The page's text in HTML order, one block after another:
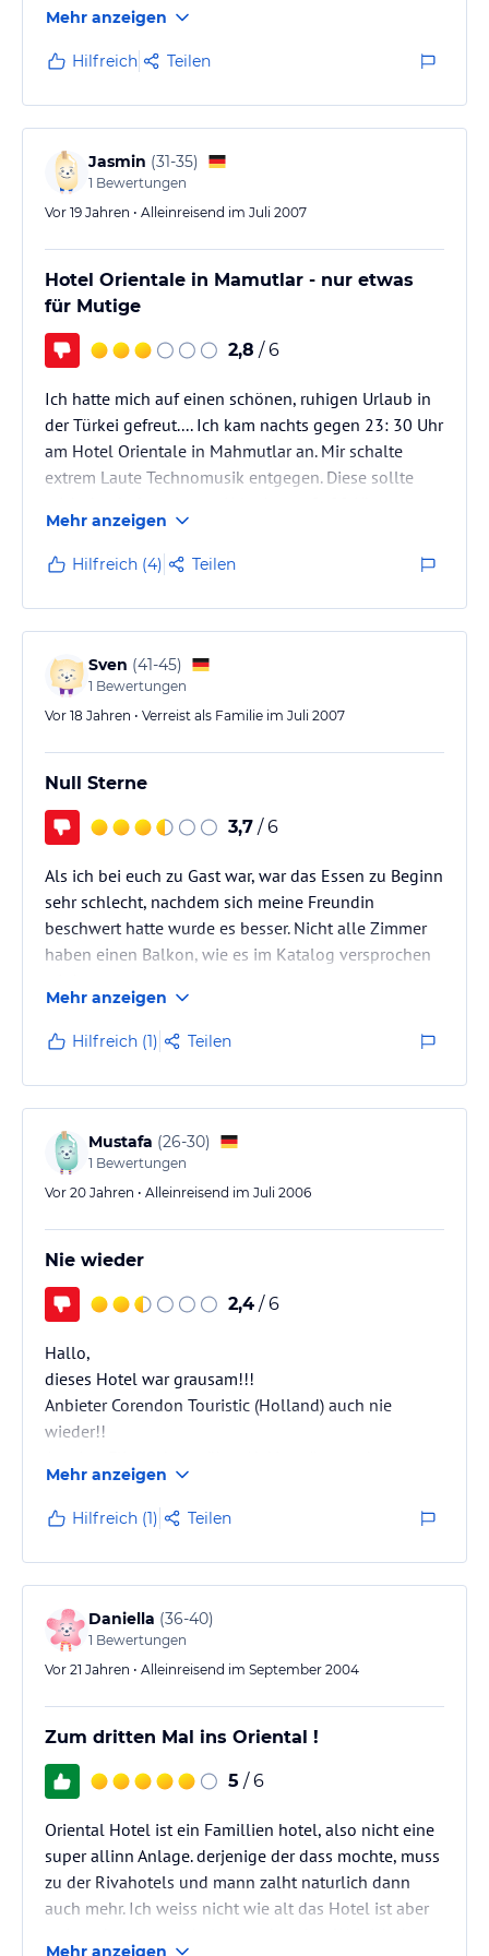
zu Fuss zu erreichen.
Mehr anzeigen
Hilfreich Teilen
Jasmin (31-35)
1 Bewertungen
Vor 19 Jahren • Alleinreisend im Juli 2007
Hotel Orientale in Mamutlar - nur etwas
für Mutige
2,8 / 6
Ich hatte mich auf einen schönen, ruhigen Urlaub in
der Türkei gefreut.... Ich kam nachts gegen 23: 30 Uhr
am Hotel Orientale in Mahmutlar an. Mir schalte
extrem Laute Technomusik entgegen. Diese sollte
morgens bis Mitternacht begleiten. Selbst im Zimmer
mit verschossenen Fenstern war das fast Disco-
An der Rezeption roch es extrem nach Urin,
verursacht durch die nicht abschließbaren Toiletten
hinter der Rezeption. Morgens ist dieser Geruch nach
dem Putzen…
Mehr anzeigen
Hilfreich (4) Teilen
Sven (41-45)
1 Bewertungen
Vor 18 Jahren • Verreist als Familie im Juli 2007
Null Sterne
3,7 / 6
Als ich bei euch zu Gast war, war das Essen zu Beginn
sehr schlecht, nachdem sich meine Freundin
beschwert hatte wurde es besser. Nicht alle Zimmer
haben einen Balkon, wie es im Katalog versprochen
Mehr anzeigen
Hilfreich (1) Teilen
Mustafa (26-30)
1 Bewertungen
Vor 20 Jahren • Alleinreisend im Juli 2006
Nie wieder
2,4 / 6
Hallo,
dieses Hotel war grausam!!!
Anbieter Corendon Touristic (Holland) auch nie
wieder!!
irgendeine Erklärung seitens des Personals. Das
Flugzeug war eine alte MD-83 (DC-9) die schon
ziemlich runtergekommen war. Flug an sich war OK.
Essen und Getränke gegen Bezahlung. Habe mir ein
Käse Sandwich gekauft wo eine hauchdünne Scheibe
drin lag ohne irgendwas. Transfer zum Hotel
klimatisierte Kleinbusse zum Hotel ohne Probleme.
Hotel: Das Personal kann nur Türkisch…
Mehr anzeigen
Hilfreich (1) Teilen
Daniella (36-40)
1 Bewertungen
Vor 21 Jahren • Alleinreisend im September 2004
Zum dritten Mal ins Oriental !
5 / 6
Oriental Hotel ist ein Famillien hotel, also nicht eine
super allinn Anlage. derjenige der dass mochte, muss
zu der Rivahotels und mann zalht naturlich dann
auch mehr. Ich weiss nicht wie alt das Hotel ist aber
Mehr anzeigen